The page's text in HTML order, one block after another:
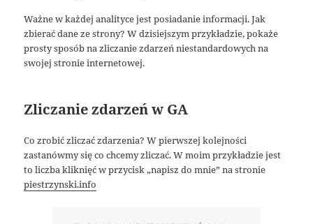
Ważne w każdej analityce jest posiadanie informacji. Jak
zbierać dane ze strony? W dzisiejszym przykładzie, pokaże
prosty sposób na zliczanie zdarzeń niestandardowych na
swojej stronie internetowej.
Zliczanie zdarzeń w GA
Co zrobić zliczać zdarzenia? W pierwszej kolejności
zastanówmy się co chcemy zliczać. W moim przykładzie jest
to liczba kliknięć w przycisk „napisz do mnie” na stronie
piestrzynski.info